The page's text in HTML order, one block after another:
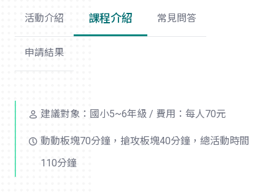
活動介紹 課程介紹 常見問答
申請結果
建議對象：國小5~6年級 / 費用：每人70元
動動板塊70分鐘，搶攻板塊40分鐘，總活動時間
110分鐘